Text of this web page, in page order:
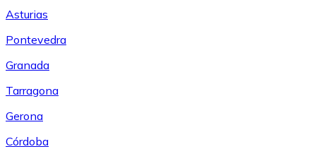
Asturias
Pontevedra
Granada
Tarragona
Gerona
Córdoba